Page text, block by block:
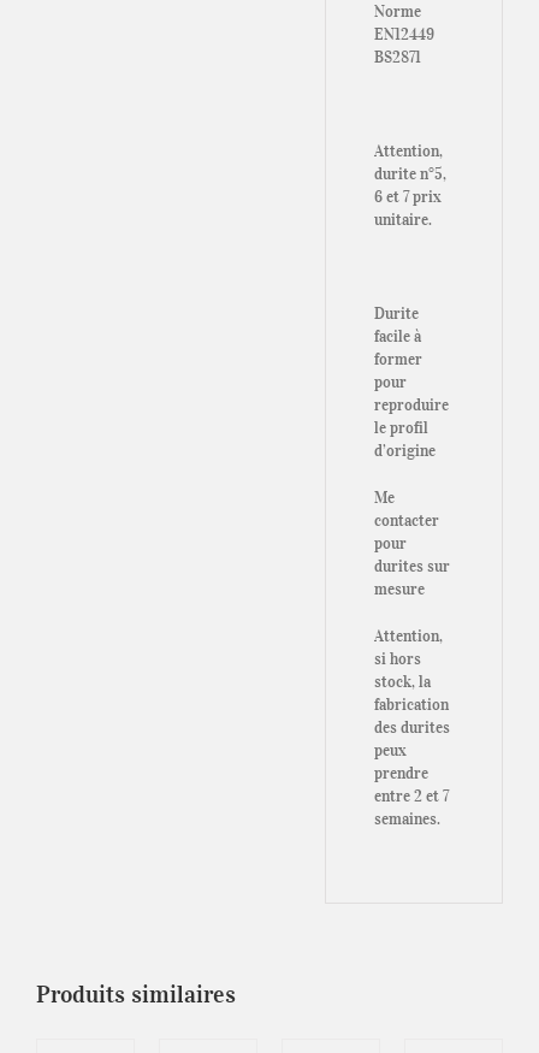
Norme
EN12449
BS2871
Attention,
durite n°5,
6 et 7 prix
unitaire.
Durite
facile à
former
pour
reproduire
le profil
d’origine
Me
contacter
pour
durites sur
mesure
Attention,
si hors
stock, la
fabrication
des durites
peux
prendre
entre 2 et 7
semaines.
Produits similaires